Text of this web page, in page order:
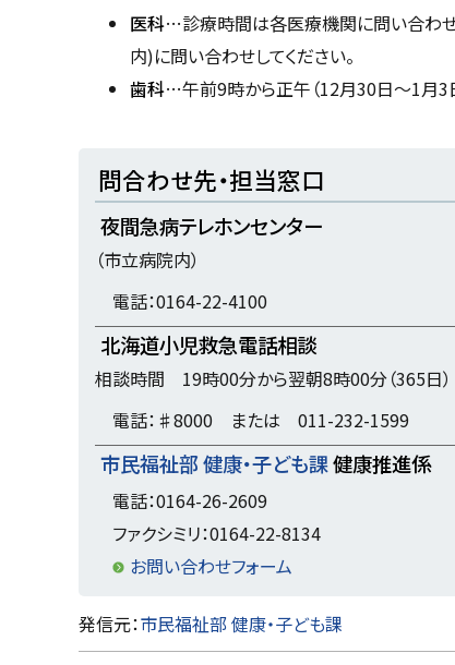
プ
戻
医科…診療時間は各医療機関に問い合わせ
内)に問い合わせしてください。
歯科…午前9時から正午（12月30日～1月3
ト
ッ
プ
に
る
問合わせ先・担当窓口
夜間急病テレホンセンター
（市立病院内）
電話：0164-22-4100
北海道小児救急電話相談
相談時間 19時00分から翌朝8時00分（365日）
電話：♯8000 または 011-232-1599
市民福祉部 健康・子ども課健康推進係
電話：0164-26-2609
ファクシミリ：0164-22-8134
お問い合わせフォーム
ト
ッ
発信元：市民福祉部 健康・子ども課